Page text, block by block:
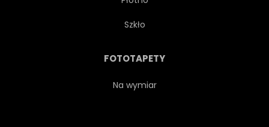
Szkło
FOTOTAPETY
Na wymiar